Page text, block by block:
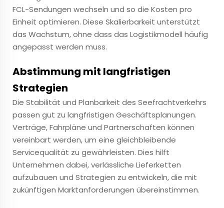
FCL-Sendungen wechseln und so die Kosten pro
Einheit optimieren. Diese Skalierbarkeit unterstützt
das Wachstum, ohne dass das Logistikmodell häufig
angepasst werden muss.
Abstimmung mit langfristigen
Strategien
Die Stabilität und Planbarkeit des Seefrachtverkehrs
passen gut zu langfristigen Geschäftsplanungen.
Verträge, Fahrpläne und Partnerschaften können
vereinbart werden, um eine gleichbleibende
Servicequalität zu gewährleisten. Dies hilft
Unternehmen dabei, verlässliche Lieferketten
aufzubauen und Strategien zu entwickeln, die mit
zukünftigen Marktanforderungen übereinstimmen.